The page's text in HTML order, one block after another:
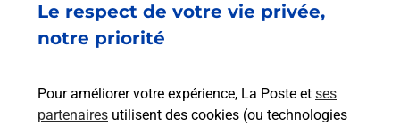
Le respect de votre vie privée,
notre priorité
Pour améliorer votre expérience, La Poste et ses
partenaires utilisent des cookies (ou technologies
Est-il possible d’acheter un
emballage directement depuis un